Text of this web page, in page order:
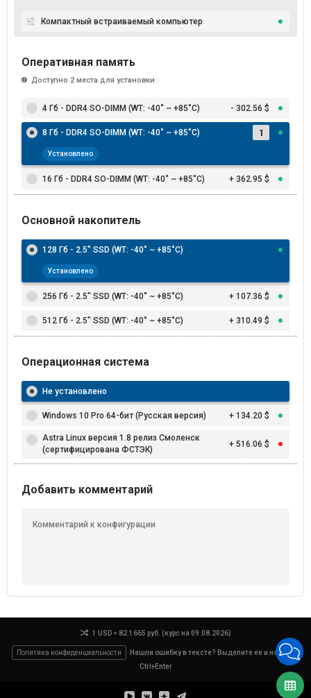
Компактный встраиваемый компьютер
Оперативная память
Доступно 2 места для установки
4 Гб - DDR4 SO-DIMM (WT: -40˚ ~ +85˚C) - 302.56 $
8 Гб - DDR4 SO-DIMM (WT: -40˚ ~ +85˚C)
Установлено
16 Гб - DDR4 SO-DIMM (WT: -40˚ ~ +85˚C) + 362.95 $
Основной накопитель
128 Гб - 2.5" SSD (WT: -40˚ ~ +85˚C)
Установлено
256 Гб - 2.5" SSD (WT: -40˚ ~ +85˚C) + 107.36 $
512 Гб - 2.5" SSD (WT: -40˚ ~ +85˚C) + 310.49 $
Операционная система
Не установлено
Windows 10 Pro 64-бит (Русская версия) + 134.20 $
Astra Linux версия 1.8 релиз Смоленск
(сертифицирована ФСТЭК)
+ 516.06 $
Добавить комментарий
1 USD = 82.1665 руб. (курс на 09.08.2026)
Политика конфиденциальности
Нашли ошибку в тексте? Выделите ее и нажмите
Ctrl+Enter